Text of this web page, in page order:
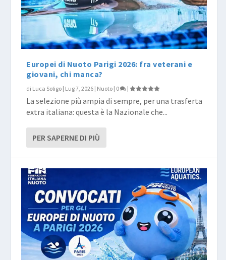
Europei di Nuoto Parigi 2026: fra veterani e
giovani, chi manca?
di Luca Soligo | Lug 7, 2026 | Nuoto | 0 |
La selezione più ampia di sempre, per una trasferta
extra italiana: questa è la Nazionale che...
PER SAPERNE DI PIÙ